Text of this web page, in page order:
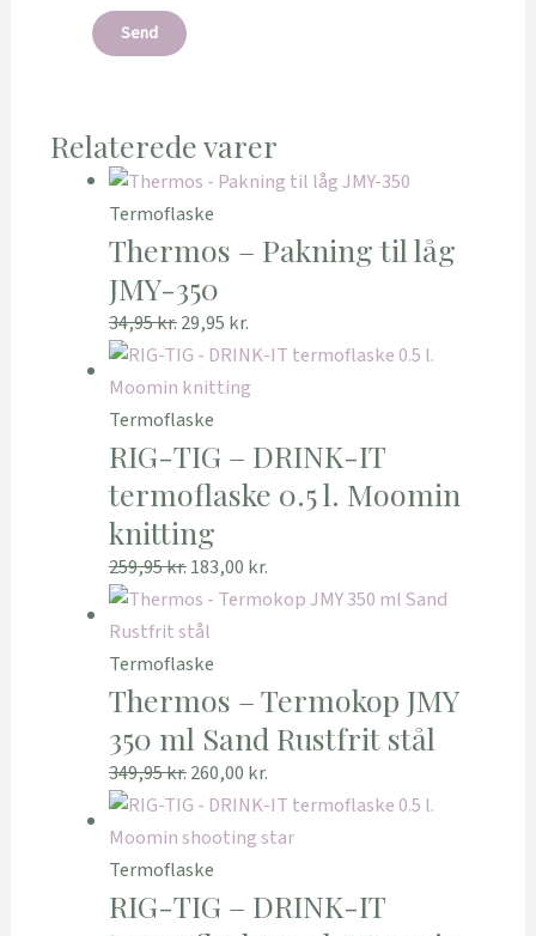
Relaterede varer
Termoflaske
Thermos – Pakning til låg
JMY-350
34,95kr.29,95 kr.
Termoflaske
RIG-TIG – DRINK-IT
termoflaske 0.5 l. Moomin
knitting
259,95kr.183,00 kr.
Termoflaske
Thermos – Termokop JMY
350 ml Sand Rustfrit stål
349,95kr.260,00 kr.
Termoflaske
RIG-TIG – DRINK-IT